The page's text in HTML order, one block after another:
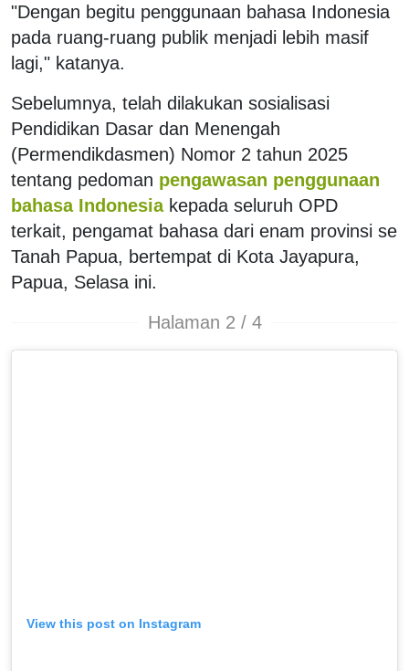
"Dengan begitu penggunaan bahasa Indonesia
pada ruang-ruang publik menjadi lebih masif
lagi," katanya.
Sebelumnya, telah dilakukan sosialisasi
Pendidikan Dasar dan Menengah
(Permendikdasmen) Nomor 2 tahun 2025
tentang pedoman pengawasan penggunaan
bahasa Indonesia kepada seluruh OPD
terkait, pengamat bahasa dari enam provinsi se
Tanah Papua, bertempat di Kota Jayapura,
Papua, Selasa ini.
Halaman 2 / 4
View this post on Instagram